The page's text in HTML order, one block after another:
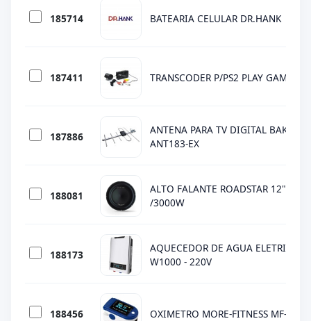
185714 BATEARIA CELULAR DR.HANK
187411 TRANSCODER P/PS2 PLAY GAME
187886
ANTENA PARA TV DIGITAL BAK
ANT183-EX
188081
ALTO FALANTE ROADSTAR 12" RS-
/3000W
188173
AQUECEDOR DE AGUA ELETRICO
W1000 - 220V
188456 OXIMETRO MORE-FITNESS MF-417